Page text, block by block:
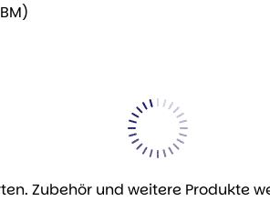
Zubehör und weitere Produkte